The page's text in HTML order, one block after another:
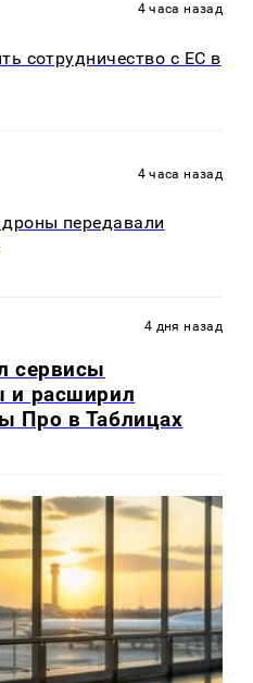
4 часа назад
сотрудничество с ЕС в
4 часа назад
передавали
4 дня назад
сервисы
и расширил
Про в Таблицах